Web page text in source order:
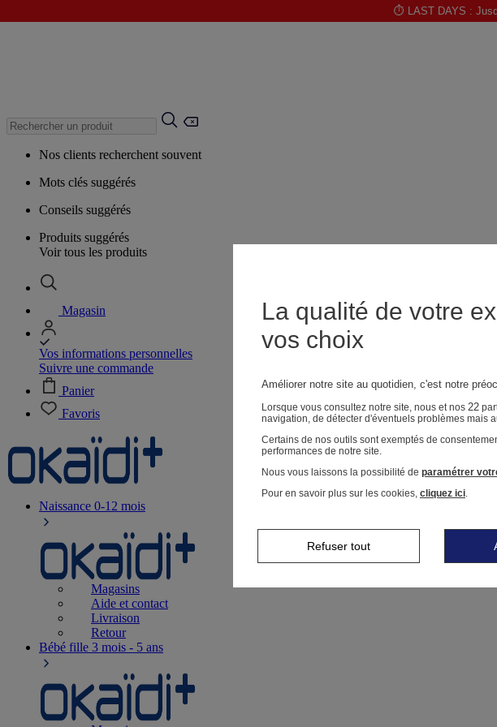
⏱️ LAST DAYS :
Nos clients recherchent souvent
Mots clés suggérés
Conseils suggérés
Produits suggérés
Voir tous les produits
Magasin
Vos informations personnelles
Suivre une commande
Panier
Favoris
Naissance 0-12 mois
Magasins
Aide et contact
Livraison
Retour
Bébé fille 3 mois - 5 ans
La qualité de votre
vos choix
Améliorer notre site au quotidien, c'est notre
Lorsque vous consultez notre site, nous et nos 22
navigation, de détecter d'éventuels problèmes mais
Certains de nos outils sont exemptés de
performances de notre site.
Nous vous laissons la possibilité de paramétrer
Pour en savoir plus sur les cookies, cliquez ici.
Refuser tout